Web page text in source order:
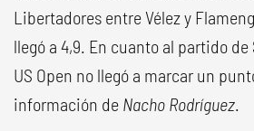
Libertadores entre Vélez y
llegó a 4,9. En cuanto al partido
US Open no llegó a marcar un
información de Nacho Rodríguez.